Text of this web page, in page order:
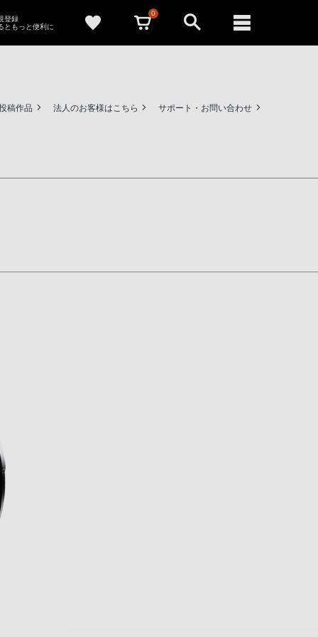
登録
ともっと便利に
0
稿作品 法人のお客様はこちら サポート・お問い合わせ